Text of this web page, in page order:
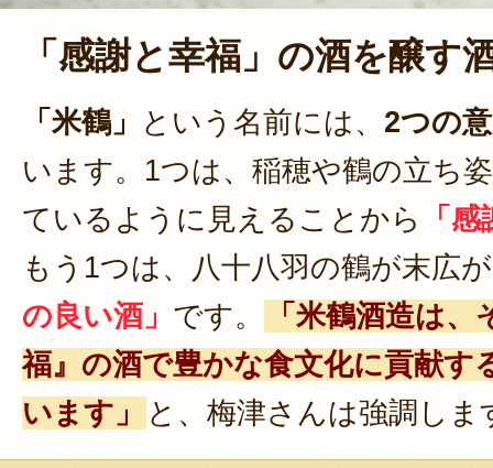
「感謝と幸福」の酒を醸す
「米鶴」 という名前には、 2つの
います。1つは、稲穂や鶴の立ち
ているように見えることから
「
もう1つは、八十八羽の鶴が末広
の良い酒」 です。
「米鶴酒造は
福』の酒で豊かな食文化に貢献す
います」
と、梅津さんは強調しま